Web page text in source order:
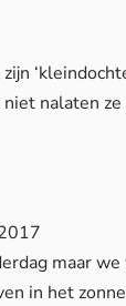
nalaten
maar
in het